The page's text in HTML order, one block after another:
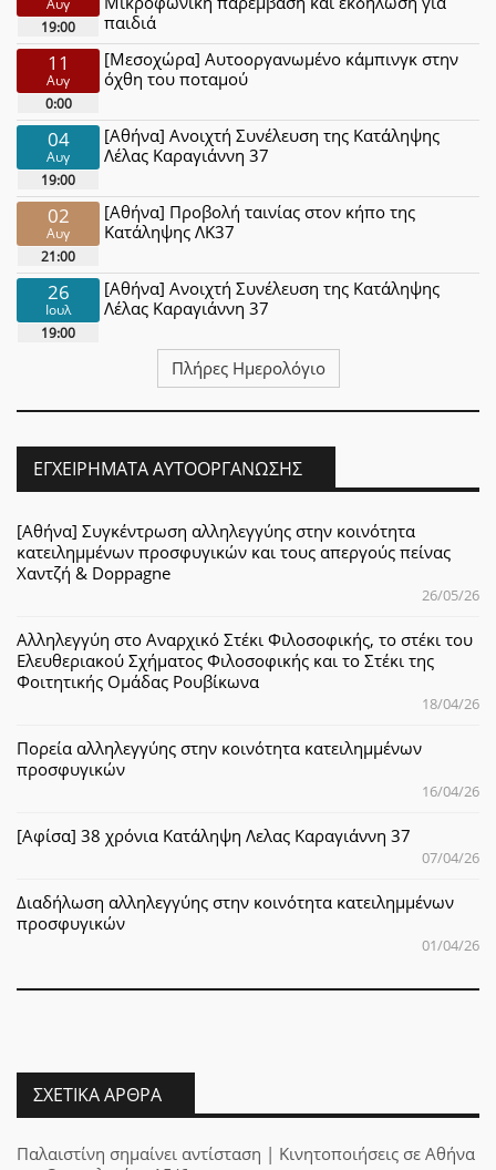
Αυγ
19:00
παιδιά
11
Αυγ
0:00
[Μεσοχώρα] Αυτοοργανωμένο κάμπινγκ στην
όχθη του ποταμού
04
Αυγ
19:00
[Αθήνα] Ανοιχτή Συνέλευση της Κατάληψης
Λέλας Καραγιάννη 37
02
Αυγ
21:00
[Αθήνα] Προβολή ταινίας στον κήπο της
Κατάληψης ΛΚ37
26
Ιουλ
19:00
[Αθήνα] Ανοιχτή Συνέλευση της Κατάληψης
Λέλας Καραγιάννη 37
Πλήρες Ημερολόγιο
ΕΓΧΕΙΡΉΜΑΤΑ ΑΥΤΟΟΡΓΆΝΩΣΗΣ
[Αθήνα] Συγκέντρωση αλληλεγγύης στην κοινότητα
κατειλημμένων προσφυγικών και τους απεργούς πείνας
Χαντζή & Doppagne
26/05/26
Αλληλεγγύη στο Αναρχικό Στέκι Φιλοσοφικής, το στέκι του
Ελευθεριακού Σχήματος Φιλοσοφικής και το Στέκι της
Φοιτητικής Ομάδας Ρουβίκωνα
18/04/26
Πορεία αλληλεγγύης στην κοινότητα κατειλημμένων
προσφυγικών
16/04/26
[Αφίσα] 38 χρόνια Κατάληψη Λελας Καραγιάννη 37
07/04/26
Διαδήλωση αλληλεγγύης στην κοινότητα κατειλημμένων
προσφυγικών
01/04/26
ΣΧΕΤΙΚΆ ΆΡΘΡΑ
Παλαιστίνη σημαίνει αντίσταση | Κινητοποιήσεις σε Αθήνα